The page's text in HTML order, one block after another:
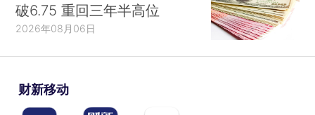
破6.75 重回三年半高位
2026年08月06日
财新移动